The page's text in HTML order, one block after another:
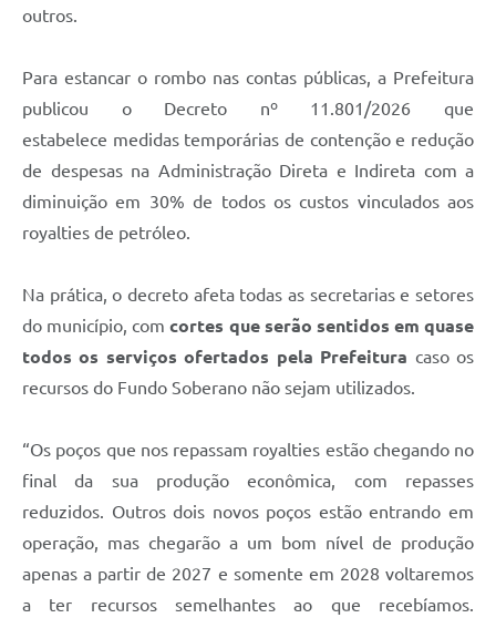
outros.
Para estancar o rombo nas contas públicas, a Prefeitura
publicou o Decreto nº 11.801/2026 que
estabelece medidas temporárias de contenção e redução
de despesas na Administração Direta e Indireta com a
diminuição em 30% de todos os custos vinculados aos
royalties de petróleo.
Na prática, o decreto afeta todas as secretarias e setores
do município, comcortes que serão sentidos em quase
todos os serviços ofertados pela Prefeitura caso os
recursos do Fundo Soberano não sejam utilizados.
“Os poços que nos repassam royalties estão chegando no
final da sua produção econômica, com repasses
reduzidos. Outros dois novos poços estão entrando em
operação, mas chegarão a um bom nível de produção
apenas a partir de 2027 e somente em 2028 voltaremos
a ter recursos semelhantes ao que recebíamos.